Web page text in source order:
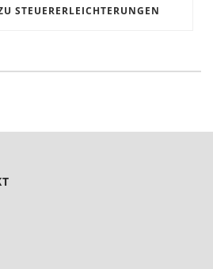
STEUERERLEICHTERUNGEN